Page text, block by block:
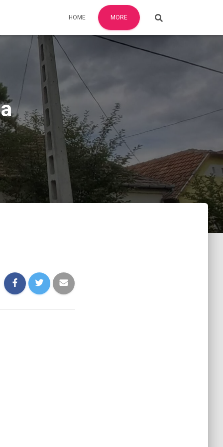
HOME MORE